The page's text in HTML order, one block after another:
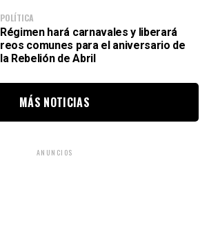
POLÍTICA
Régimen hará carnavales y liberará
reos comunes para el aniversario de
la Rebelión de Abril
MÁS NOTICIAS
ANUNCIOS